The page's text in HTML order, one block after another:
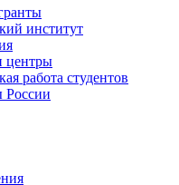
институт
центры
работа студентов
России